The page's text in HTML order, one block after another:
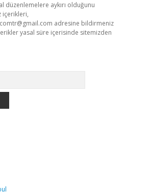
düzenlemelere aykırı olduğunu
içerikleri,
adresine bildirmeniz
yasal süre içerisinde sitemizden